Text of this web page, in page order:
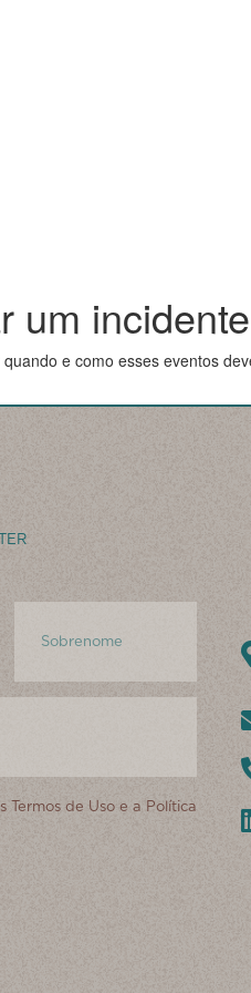
um
e como esses eventos
Termos de Uso e a Política